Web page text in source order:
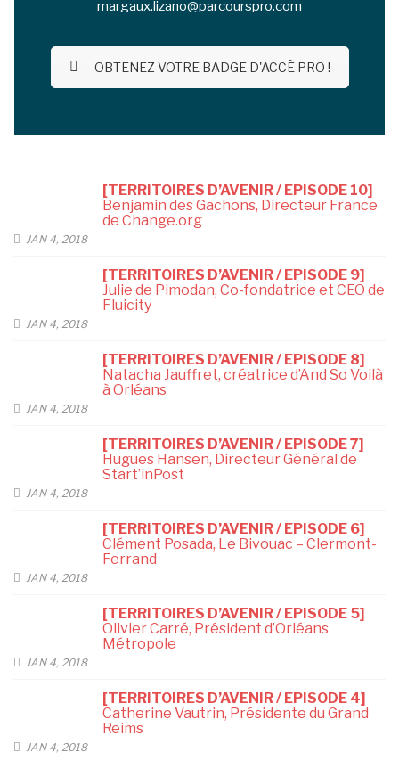
margaux.lizano@parcourspro.com
OBTENEZ VOTRE BADGE D'ACCÈ PRO !
[TERRITOIRES D’AVENIR / EPISODE 10]
Benjamin des Gachons, Directeur France
de Change.org
JAN 4, 2018
[TERRITOIRES D’AVENIR / EPISODE 9]
Julie de Pimodan, Co-fondatrice et CEO de
Fluicity
JAN 4, 2018
[TERRITOIRES D’AVENIR / EPISODE 8]
Natacha Jauffret, créatrice d’And So Voilà
à Orléans
JAN 4, 2018
[TERRITOIRES D’AVENIR / EPISODE 7]
Hugues Hansen, Directeur Général de
Start’inPost
JAN 4, 2018
[TERRITOIRES D’AVENIR / EPISODE 6]
Clément Posada, Le Bivouac – Clermont-
Ferrand
JAN 4, 2018
[TERRITOIRES D’AVENIR / EPISODE 5]
Olivier Carré, Président d’Orléans
Métropole
JAN 4, 2018
[TERRITOIRES D’AVENIR / EPISODE 4]
Catherine Vautrin, Présidente du Grand
Reims
JAN 4, 2018